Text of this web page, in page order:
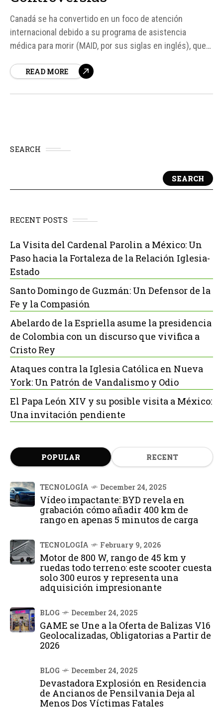
Canadá se ha convertido en un foco de atención
internacional debido a su programa de asistencia
médica para morir (MAID, por sus siglas en inglés), que
derecho a morir con dignidad. Desde su implementación
READ MORE
SEARCH
SEARCH
RECENT POSTS
La Visita del Cardenal Parolin a México: Un
Paso hacia la Fortaleza de la Relación Iglesia-
Estado
Santo Domingo de Guzmán: Un Defensor de la
Fe y la Compasión
Abelardo de la Espriella asume la presidencia
de Colombia con un discurso que vivifica a
Cristo Rey
Ataques contra la Iglesia Católica en Nueva
York: Un Patrón de Vandalismo y Odio
El Papa León XIV y su posible visita a México:
Una invitación pendiente
POPULAR RECENT
TECNOLOGÍA December 24, 2025
Vídeo impactante: BYD revela en
grabación cómo añadir 400 km de
rango en apenas 5 minutos de carga
TECNOLOGÍA February 9, 2026
Motor de 800 W, rango de 45 km y
ruedas todo terreno: este scooter cuesta
solo 300 euros y representa una
adquisición impresionante
BLOG December 24, 2025
GAME se Une a la Oferta de Balizas V16
Geolocalizadas, Obligatorias a Partir de
2026
BLOG December 24, 2025
Devastadora Explosión en Residencia
de Ancianos de Pensilvania Deja al
Menos Dos Víctimas Fatales